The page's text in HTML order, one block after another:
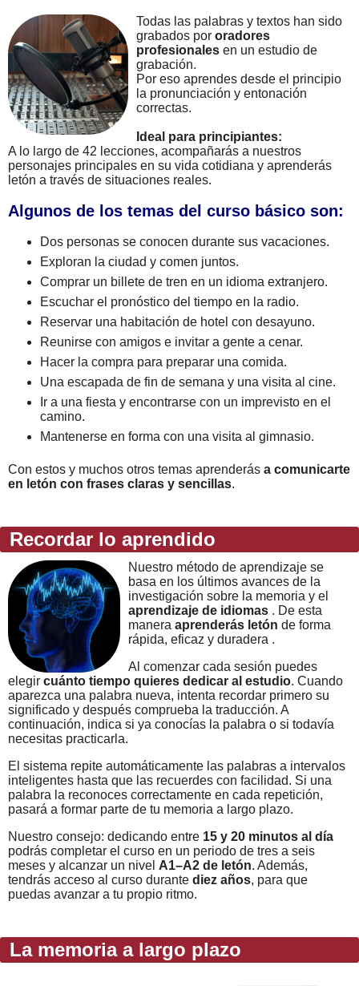
Todas las palabras y textos han sido
grabados por oradores
profesionales en un estudio de
grabación.
Por eso aprendes desde el principio
la pronunciación y entonación
correctas.
Ideal para principiantes:
A lo largo de 42 lecciones, acompañarás a nuestros
personajes principales en su vida cotidiana y aprenderás
letón a través de situaciones reales.
Algunos de los temas del curso básico son:
Dos personas se conocen durante sus vacaciones.
Exploran la ciudad y comen juntos.
Comprar un billete de tren en un idioma extranjero.
Escuchar el pronóstico del tiempo en la radio.
Reservar una habitación de hotel con desayuno.
Reunirse con amigos e invitar a gente a cenar.
Hacer la compra para preparar una comida.
Una escapada de fin de semana y una visita al cine.
Ir a una fiesta y encontrarse con un imprevisto en el
camino.
Mantenerse en forma con una visita al gimnasio.
Con estos y muchos otros temas aprenderás a comunicarte
en letón con frases claras y sencillas.
Recordar lo aprendido
Nuestro método de aprendizaje se
basa en los últimos avances de la
investigación sobre la memoria y el
aprendizaje de idiomas . De esta
manera aprenderás letón de forma
rápida, eficaz y duradera .
Al comenzar cada sesión puedes
elegir cuánto tiempo quieres dedicar al estudio. Cuando
aparezca una palabra nueva, intenta recordar primero su
significado y después comprueba la traducción. A
continuación, indica si ya conocías la palabra o si todavía
necesitas practicarla.
El sistema repite automáticamente las palabras a intervalos
inteligentes hasta que las recuerdes con facilidad. Si una
palabra la reconoces correctamente en cada repetición,
pasará a formar parte de tu memoria a largo plazo.
Nuestro consejo: dedicando entre 15 y 20 minutos al día
podrás completar el curso en un periodo de tres a seis
meses y alcanzar un nivel A1–A2 de letón. Además,
tendrás acceso al curso durante diez años, para que
puedas avanzar a tu propio ritmo.
La memoria a largo plazo